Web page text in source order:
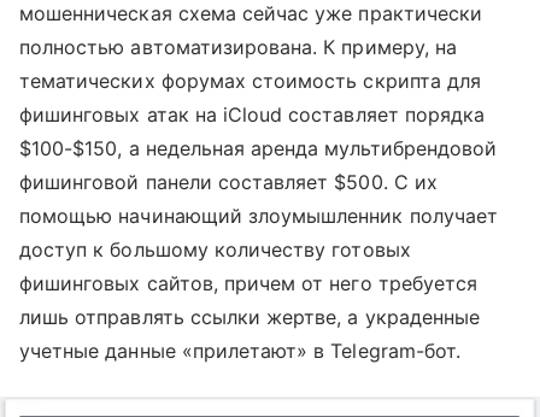
мошенническая схема сейчас уже практически
полностью автоматизирована. К примеру, на
тематических форумах стоимость скрипта для
фишинговых атак на iCloud составляет порядка
$100-$150, а недельная аренда мультибрендовой
фишинговой панели составляет $500. С их
помощью начинающий злоумышленник получает
доступ к большому количеству готовых
фишинговых сайтов, причем от него требуется
лишь отправлять ссылки жертве, а украденные
учетные данные «прилетают» в Telegram-бот.